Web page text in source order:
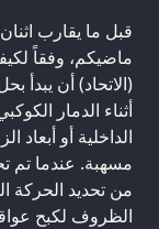
ماضيكم، وفقاً
(الاتحاد) أن يبدأ
أثناء الدمار
الداخلية أو
مسهبة. عندما تم
من تحديد الحركة
الظروف لكبح